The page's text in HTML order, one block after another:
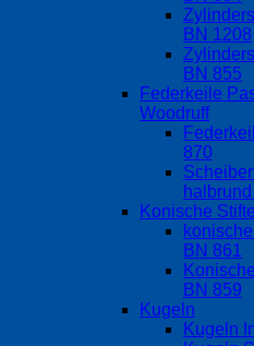
BN 1208
BN 855
Federkeile
Woodruff
870
Konische
BN 861
BN 859
Kugeln
Kugeln